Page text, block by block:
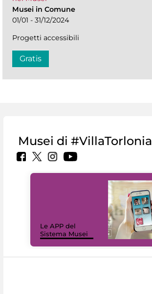
Musei in Comune
01/01 - 31/12/2024
Progetti accessibili
Gratis
Musei di #VillaTorlonia
Le APP del
Sistema Musei